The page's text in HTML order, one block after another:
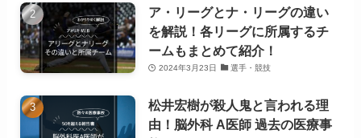
ア・リーグとナ・リーグの違い
を解説！各リーグに所属するチ
ームもまとめて紹介！
2024年3月23日 選手・競技
松井宏樹が殺人鬼と言われる理
由！脳外科 A医師 過去の医療事